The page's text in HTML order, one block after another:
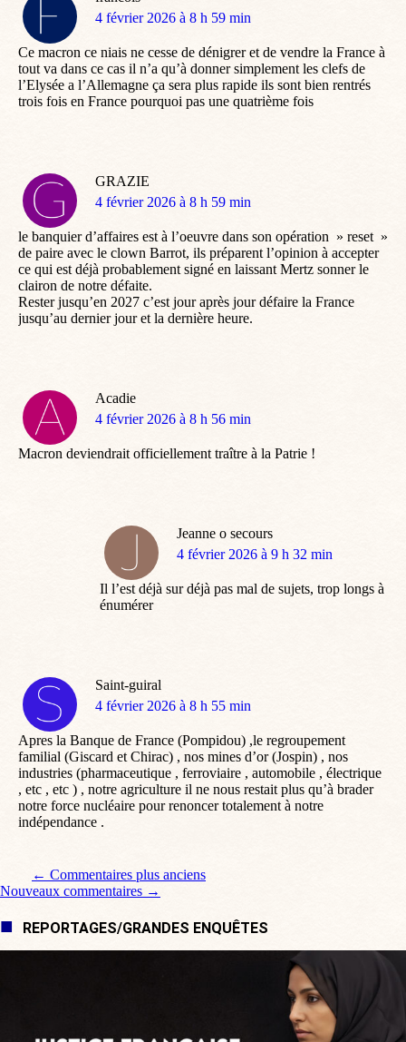
dit
4 février 2026 à 8 h 59 min
Ce macron ce niais ne cesse de dénigrer et de vendre la France à
tout va dans ce cas il n’a qu’à donner simplement les clefs de
l’Elysée a l’Allemagne ça sera plus rapide ils sont bien rentrés
trois fois en France pourquoi pas une quatrième fois
GRAZIE
dit
4 février 2026 à 8 h 59 min
le banquier d’affaires est à l’oeuvre dans son opération » reset »
de paire avec le clown Barrot, ils préparent l’opinion à accepter
ce qui est déjà probablement signé en laissant Mertz sonner le
clairon de notre défaite.
Rester jusqu’en 2027 c’est jour après jour défaire la France
jusqu’au dernier jour et la dernière heure.
Acadie
dit
4 février 2026 à 8 h 56 min
Macron deviendrait officiellement traître à la Patrie !
Jeanne o secours
dit
4 février 2026 à 9 h 32 min
Il l’est déjà sur déjà pas mal de sujets, trop longs à
énumérer
Saint-guiral
dit
4 février 2026 à 8 h 55 min
Apres la Banque de France (Pompidou) ,le regroupement
familial (Giscard et Chirac) , nos mines d’or (Jospin) , nos
industries (pharmaceutique , ferroviaire , automobile , électrique
, etc , etc ) , notre agriculture il ne nous restait plus qu’à brader
notre force nucléaire pour renoncer totalement à notre
indépendance .
Navigation de commentaire
← Commentaires plus anciens
Nouveaux commentaires →
REPORTAGES/GRANDES ENQUÊTES